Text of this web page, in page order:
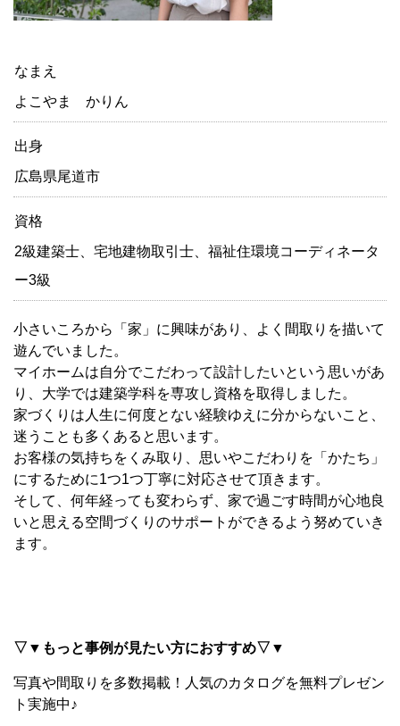
なまえ
よこやま かりん
出身
広島県尾道市
資格
2級建築士、宅地建物取引士、福祉住環境コーディネータ
ー3級
小さいころから「家」に興味があり、よく間取りを描いて
遊んでいました。
マイホームは自分でこだわって設計したいという思いがあ
り、大学では建築学科を専攻し資格を取得しました。
家づくりは人生に何度とない経験ゆえに分からないこと、
迷うことも多くあると思います。
お客様の気持ちをくみ取り、思いやこだわりを「かたち」
にするために1つ1つ丁寧に対応させて頂きます。
そして、何年経っても変わらず、家で過ごす時間が心地良
いと思える空間づくりのサポートができるよう努めていき
ます。
▽▼もっと事例が見たい方におすすめ▽▼
写真や間取りを多数掲載！ 人気のカタログを無料プレゼン
ト実施中♪